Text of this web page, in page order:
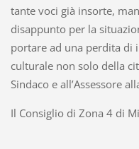
tante voci già insorte,
disappunto per la
portare ad una perdita di
culturale non solo della
Sindaco e all’Assessore
Il Consiglio di Zona 4 di